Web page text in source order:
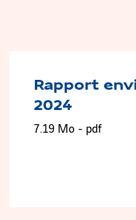
Rapport
2024
7.19 Mo - pdf